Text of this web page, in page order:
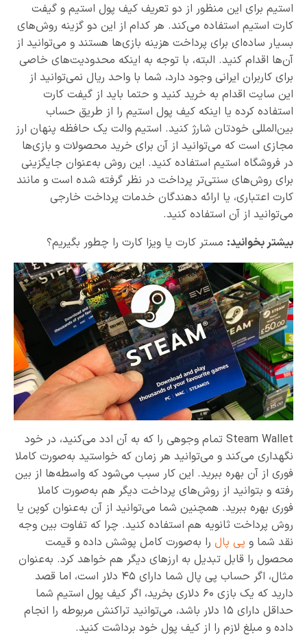
استیم برای این منظور از دو تعریف کیف پول استیم و گیفت
کارت استیم استفاده می‌کند. هر کدام از این دو گزینه روش‌های
بسیار ساده‌ای برای پرداخت هزینه بازی‌ها هستند و می‌توانید از
آن‌ها اقدام کنید. البته، با توجه به اینکه محدودیت‌های خاصی
برای کاربران ایرانی وجود دارد، شما با واحد ریال نمی‌توانید از
این سایت اقدام به خرید کنید و حتما باید از گیفت کارت
استفاده کرده یا اینکه کیف پول استیم را از طریق حساب
بین‌المللی خودتان شارژ کنید. استیم والت یک حافظه پنهان ارز
مجازی است که می‌توانید از آن برای خرید محصولات و بازی‌ها
در فروشگاه استیم استفاده کنید. این روش به‌عنوان جایگزینی
برای روش‌های سنتی‌تر پرداخت در نظر گرفته شده است و مانند
کارت اعتباری، یا ارائه دهندگان خدمات پرداخت خارجی
می‌توانید از آن استفاده کنید.
بیشتر بخوانید: مستر کارت یا ویزا کارت را چطور بگیریم؟
Steam Wallet تمام وجوهی را که به آن ادد می‌کنید، در خود
نگهداری می‌کند و می‌توانید هر زمان که خواستید به‌صورت کاملا
فوری از آن بهره ببرید. این کار سبب می‌شود که واسطه‌ها از بین
رفته و بتوانید از روش‌های پرداخت دیگر هم به‌صورت کاملا
فوری بهره ببرید. همچنین شما می‌توانید از آن به‌عنوان کوپن یا
روش پرداخت ثانویه هم استفاده کنید. چرا که تفاوت بین وجه
نقد شما و پی پال را به‌صورت کامل پوشش داده و قیمت
محصول را قابل تبدیل به ارزهای دیگر هم خواهد کرد. به‌عنوان
مثال، اگر حساب پی پال شما دارای ۴۵ دلار است، اما قصد
دارید که یک بازی ۶۰ دلاری بخرید، اگر کیف پول استیم شما
حداقل دارای ۱۵ دلار باشد، می‌توانید تراکنش مربوطه را انجام
داده و مبلغ لازم را از کیف پول خود برداشت کنید.